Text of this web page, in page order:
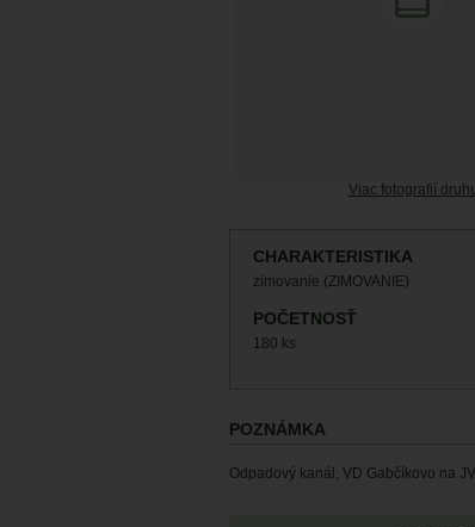
Viac fotografií
CHARAKTERISTIKA
zimovanie (ZIMOVANIE)
POČETNOSŤ
180 ks
POZNÁMKA
Odpadový kanál, VD Gabčíkovo na